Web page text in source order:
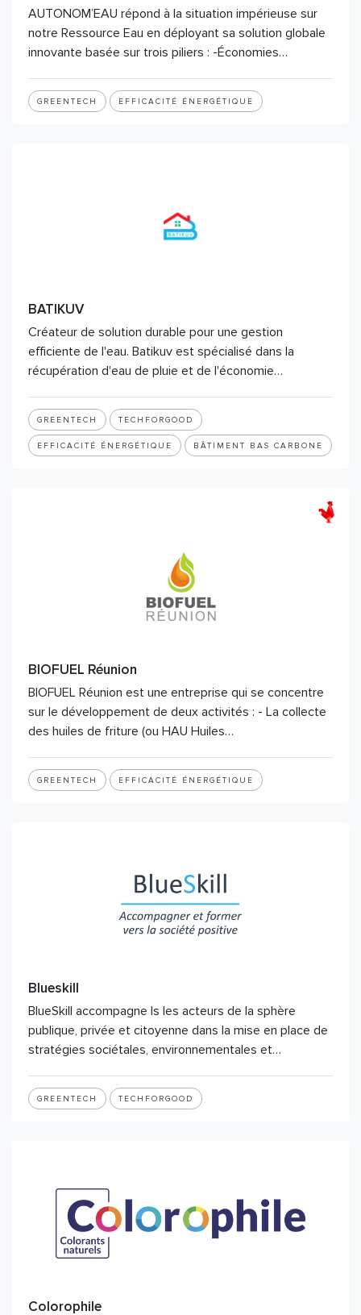
AUTONOM’EAU répond à la situation impérieuse sur
notre Ressource Eau en déployant sa solution globale
innovante basée sur trois piliers : -Économies…
GREENTECH EFFICACITÉ ÉNERGÉTIQUE
BATIKUV
Créateur de solution durable pour une gestion
efficiente de l'eau. Batikuv est spécialisé dans la
récupération d'eau de pluie et de l'économie…
GREENTECH TECHFORGOOD
EFFICACITÉ ÉNERGÉTIQUE BÂTIMENT BAS CARBONE
BIOFUEL Réunion
BIOFUEL Réunion est une entreprise qui se concentre
sur le développement de deux activités : - La collecte
des huiles de friture (ou HAU Huiles…
GREENTECH EFFICACITÉ ÉNERGÉTIQUE
Blueskill
BlueSkill accompagne ls les acteurs de la sphère
publique, privée et citoyenne dans la mise en place de
stratégies sociétales, environnementales et…
GREENTECH TECHFORGOOD
Colorophile